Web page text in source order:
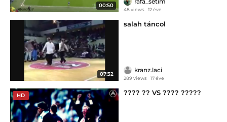
00:50
48 views 12 éve
07:32
salah táncol
kranz.laci
289 views 17 éve
HD ???? ?? VS ???? ?????